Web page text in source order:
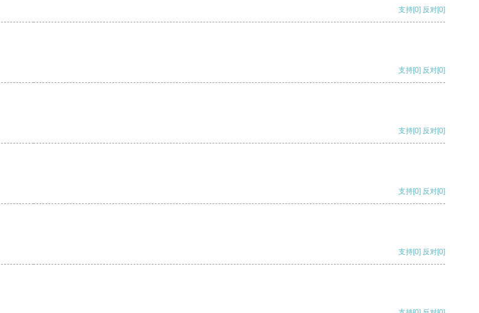
支持[0] 反对[0]
支持[0] 反对[0]
支持[0] 反对[0]
支持[0] 反对[0]
支持[0] 反对[0]